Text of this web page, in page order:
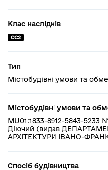
Клас наслідків
СС2
Тип
Містобудівні умови та
Містобудівні умови та
MU01:1833-8912-5843-5233
Діючий (видав
АРХІТЕКТУРИ ІВАНО-
Спосіб будівництва